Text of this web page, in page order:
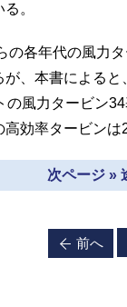
。
各年代の風力
、本書による
の風力タービン
効率タービンは
次ページ »
前へ